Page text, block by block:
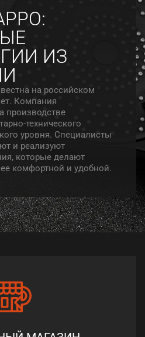
ИЗ
на российском
Компания
производстве
технического
уровня. Специалисты
и реализуют
которые делают
комфортной и удобной.